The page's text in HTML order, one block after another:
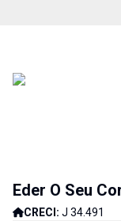
Eder O Seu
CRECI: J 34.491